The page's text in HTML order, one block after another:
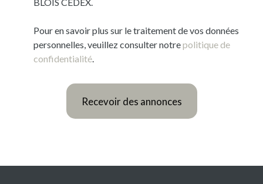
Pour en savoir plus sur le traitement de vos données
personnelles, veuillez consulter notrepolitique de
confidentialité.
Recevoir des annonces